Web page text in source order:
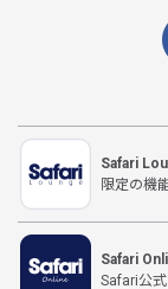
Safari
限定の機
Safari
Safari公